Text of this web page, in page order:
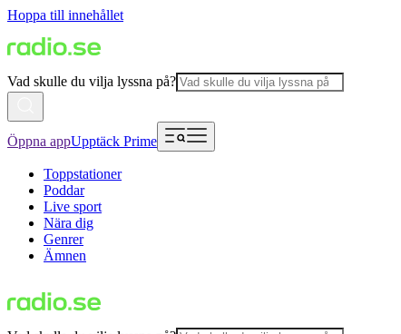
Hoppa till innehållet
Vad skulle du vilja lyssna på?
Öppna appUpptäck Prime
Toppstationer
Poddar
Live sport
Nära dig
Genrer
Ämnen